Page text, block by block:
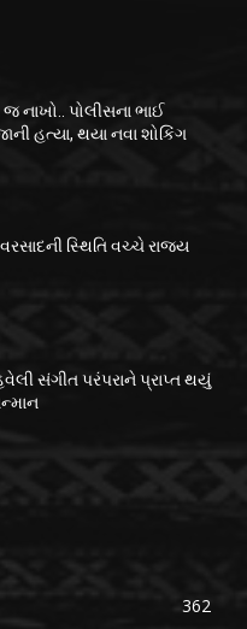
નાખો.. પોલીસના ભાઈ
હત્યા, થયા નવા શોકિંગ
વરસાદની સ્થિતિ વચ્ચે રાજ્ય
સંગીત પરંપરાને પ્રાપ્ત થયું
362